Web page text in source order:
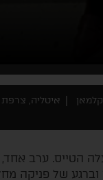
קלמאן איטליה, צרפת 1970
הטייס. ערב אחד,
וברגע של פניקה